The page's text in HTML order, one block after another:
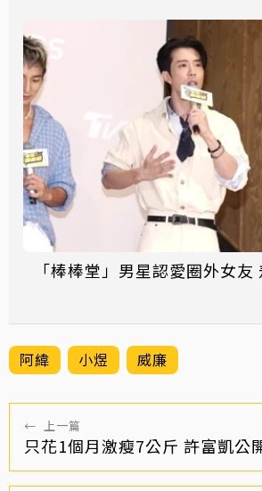
「棒棒堂」男星認愛圈外女
阿緯 小煜 威廉
← 上一篇
只花1個月激瘦7公斤 許富凱公